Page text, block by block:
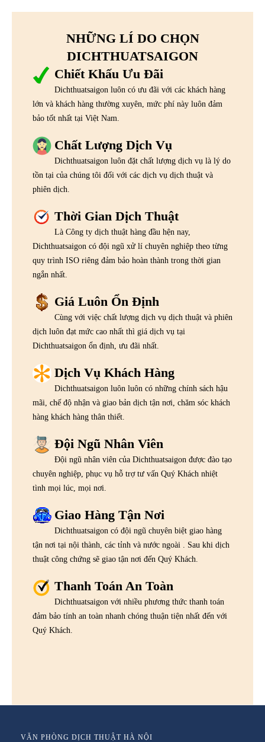
NHỮNG LÍ DO CHỌN
DICHTHUATSAIGON
Chiết Khấu Ưu Đãi
Dichthuatsaigon luôn có ưu đãi với các khách hàng
lớn và khách hàng thường xuyên, mức phí này luôn đảm
bảo tốt nhất tại Việt Nam.
Chất Lượng Dịch Vụ
Dichthuatsaigon luôn đặt chất lượng dịch vụ là lý do
tồn tại của chúng tôi đối với các dịch vụ dịch thuật và
phiên dịch.
Thời Gian Dịch Thuật
Là Công ty dịch thuật hàng đầu hện nay,
Dichthuatsaigon có đội ngũ xử lí chuyên nghiệp theo từng
quy trình ISO riêng đảm bảo hoàn thành trong thời gian
ngắn nhất.
Giá Luôn Ổn Định
Cùng với việc chất lượng dịch vụ dịch thuật và phiên
dịch luôn đạt mức cao nhất thì giá dịch vụ tại
Dichthuatsaigon ổn định, ưu đãi nhất.
Dịch Vụ Khách Hàng
Dichthuatsaigon luôn luôn có những chính sách hậu
mãi, chế độ nhận và giao bản dịch tận nơi, chăm sóc khách
hàng khách hàng thân thiết.
Đội Ngũ Nhân Viên
Đội ngũ nhân viên của Dichthuatsaigon được đào tạo
chuyên nghiệp, phục vụ hỗ trợ tư vấn Quý Khách nhiệt
tình mọi lúc, mọi nơi.
Giao Hàng Tận Nơi
Dichthuatsaigon có đội ngũ chuyên biệt giao hàng
tận nơi tại nội thành, các tỉnh và nước ngoài . Sau khi dịch
thuật công chứng sẽ giao tận nơi đến Quý Khách.
Thanh Toán An Toàn
Dichthuatsaigon với nhiều phương thức thanh toán
đảm bảo tính an toàn nhanh chóng thuận tiện nhất đến với
Quý Khách.
VĂN PHÒNG DỊCH THUẬT HÀ NỘI